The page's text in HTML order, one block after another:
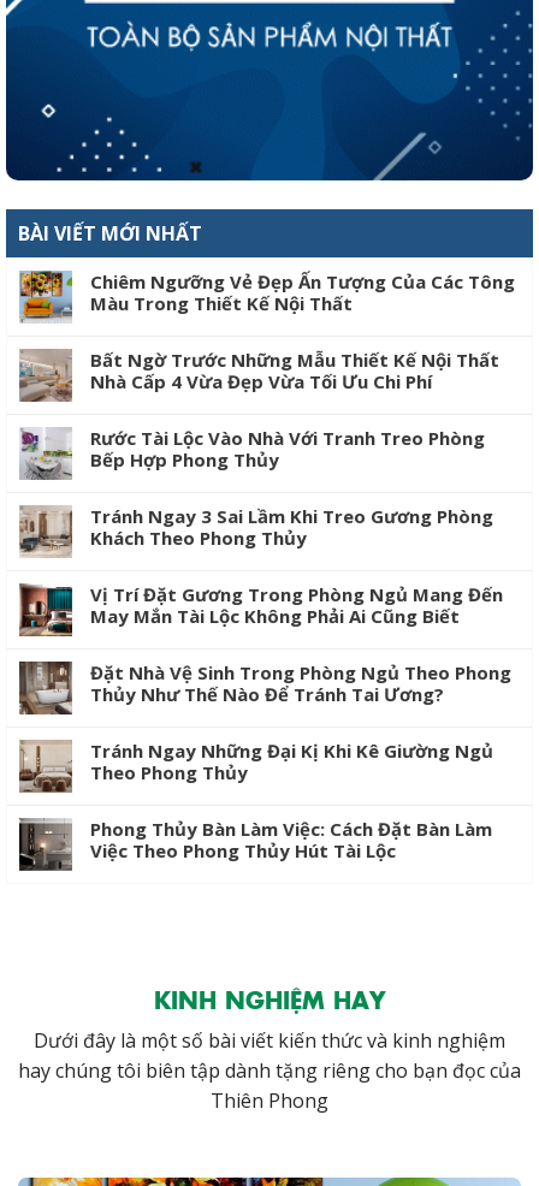
BÀI VIẾT MỚI NHẤT
Chiêm Ngưỡng Vẻ Đẹp Ấn Tượng Của Các Tông
Màu Trong Thiết Kế Nội Thất
Bất Ngờ Trước Những Mẫu Thiết Kế Nội Thất
Nhà Cấp 4 Vừa Đẹp Vừa Tối Ưu Chi Phí
Rước Tài Lộc Vào Nhà Với Tranh Treo Phòng
Bếp Hợp Phong Thủy
Tránh Ngay 3 Sai Lầm Khi Treo Gương Phòng
Khách Theo Phong Thủy
Vị Trí Đặt Gương Trong Phòng Ngủ Mang Đến
May Mắn Tài Lộc Không Phải Ai Cũng Biết
Đặt Nhà Vệ Sinh Trong Phòng Ngủ Theo Phong
Thủy Như Thế Nào Để Tránh Tai Ương?
Tránh Ngay Những Đại Kị Khi Kê Giường Ngủ
Theo Phong Thủy
Phong Thủy Bàn Làm Việc: Cách Đặt Bàn Làm
Việc Theo Phong Thủy Hút Tài Lộc
KINH NGHIỆM HAY
Dưới đây là một số bài viết kiến thức và kinh nghiệm
hay chúng tôi biên tập dành tặng riêng cho bạn đọc của
Thiên Phong